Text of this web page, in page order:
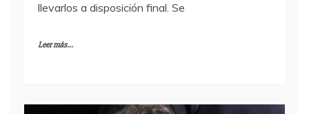
llevarlos a disposición final. Se
Leer más...